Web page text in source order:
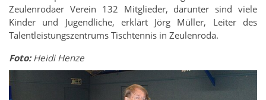
Zeulenrodaer Verein 132 Mitglieder, darunter sind viele
Kinder und Jugendliche, erklärt Jörg Müller, Leiter des
Talentleistungszentrums Tischtennis in Zeulenroda.
Foto:Heidi Henze